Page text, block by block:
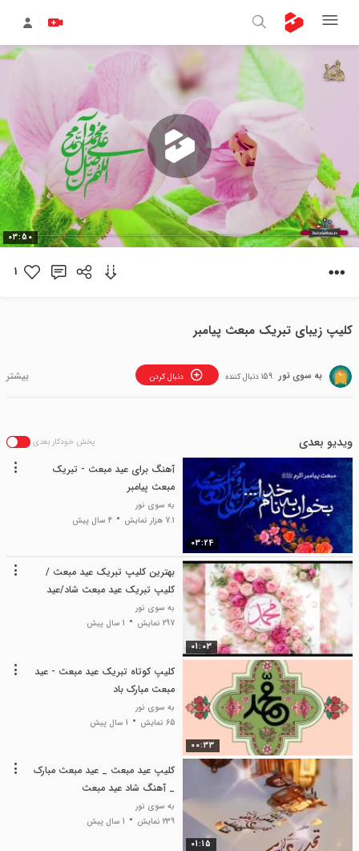
پخش
03:50
1
کلیپ زیبای تبریک مبعث پیامبر
به سوی نور دنبال کردن 159 دنبال کننده
ویدیو بعدی پخش خودکار بعدی
03:24
آهنگ برای عید مبعث - تبریک
مبعث پیامبر
به سوی نور
7.1 هزار نمایش
4 سال پیش
01:03
بهترین کلیپ تبریک عید مبعث /
کلیپ تبریک عید مبعث شاد/عید
مبعث
به سوی نور
297 نمایش
1 سال پیش
00:33
کلیپ کوتاه تبریک عید مبعث - عید
مبعث مبارک باد
به سوی نور
65 نمایش
1 سال پیش
01:15
کلیپ عید مبعث _ عید مبعث مبارک
_ آهنگ شاد عید مبعث
به سوی نور
239 نمایش
1 سال پیش